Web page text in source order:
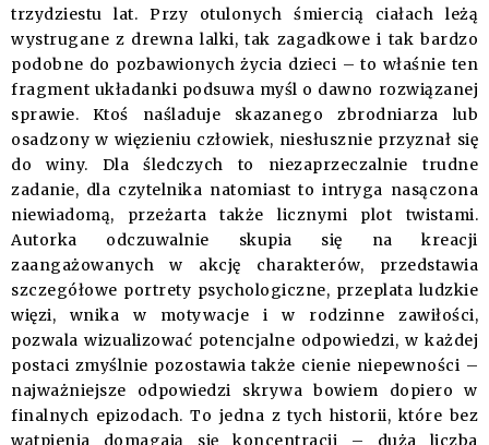
trzydziestu lat. Przy otulonych śmiercią ciałach leżą
wystrugane z drewna lalki, tak zagadkowe i tak bardzo
podobne do pozbawionych życia dzieci – to właśnie ten
fragment układanki podsuwa myśl o dawno rozwiązanej
sprawie. Ktoś naśladuje skazanego zbrodniarza lub
osadzony w więzieniu człowiek, niesłusznie przyznał się
do winy. Dla śledczych to niezaprzeczalnie trudne
zadanie, dla czytelnika natomiast to intryga nasączona
niewiadomą, przeżarta także licznymi plot twistami.
Autorka odczuwalnie skupia się na kreacji
zaangażowanych w akcję charakterów, przedstawia
szczegółowe portrety psychologiczne, przeplata ludzkie
więzi, wnika w motywacje i w rodzinne zawiłości,
pozwala wizualizować potencjalne odpowiedzi, w każdej
postaci zmyślnie pozostawia także cienie niepewności –
najważniejsze odpowiedzi skrywa bowiem dopiero w
finalnych epizodach. To jedna z tych historii, które bez
wątpienia domagają się koncentracji – duża liczba